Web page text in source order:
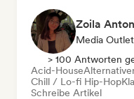
Zoila
Media
> 100 Antworten
Acid-House
Chill / Lo-fi Hip-Hop
Schreibe Artikel